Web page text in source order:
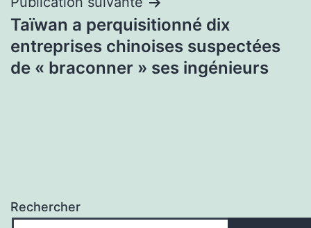
Taïwan a perquisitionné dix
entreprises chinoises suspectées
de « braconner » ses ingénieurs
Rechercher